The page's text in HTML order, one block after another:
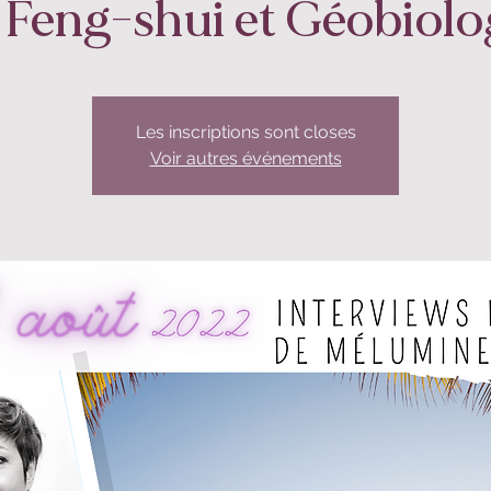
shui et
Les inscriptions sont closes
Voir autres événements